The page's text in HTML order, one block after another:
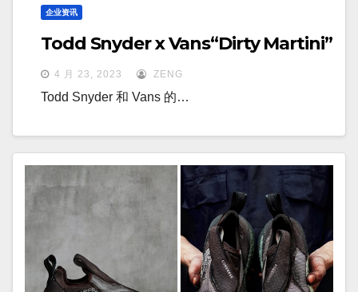
企业资讯
Todd Snyder x Vans“Dirty Martini”
4 月 23, 2023 ZENG
Todd Snyder 和 Vans 的…